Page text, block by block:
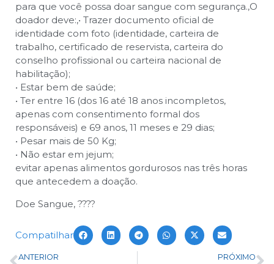
para que você possa doar sangue com segurança.,O
doador deve:,• Trazer documento oficial de
identidade com foto (identidade, carteira de
trabalho, certificado de reservista, carteira do
conselho profissional ou carteira nacional de
habilitação);
• Estar bem de saúde;
• Ter entre 16 (dos 16 até 18 anos incompletos,
apenas com consentimento formal dos
responsáveis) e 69 anos, 11 meses e 29 dias;
• Pesar mais de 50 Kg;
• Não estar em jejum;
evitar apenas alimentos gordurosos nas três horas
que antecedem a doação.
Doe Sangue, ?️?️??️
Compatilhar
ANTERIOR PRÓXIMO